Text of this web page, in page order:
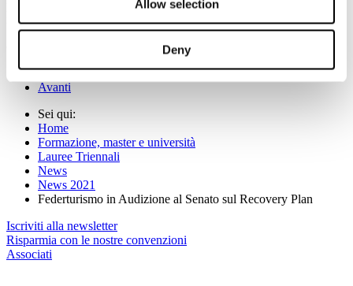
Allow selection
Deny
per tutte le categorie del turismo duramente colpite con l’erogazione
immediata di ristori sostanziosi.
www.senato.it
Indietro
Avanti
Sei qui:
Home
Formazione, master e università
Lauree Triennali
News
News 2021
Federturismo in Audizione al Senato sul Recovery Plan
Iscriviti alla newsletter
Risparmia con le nostre convenzioni
Associati